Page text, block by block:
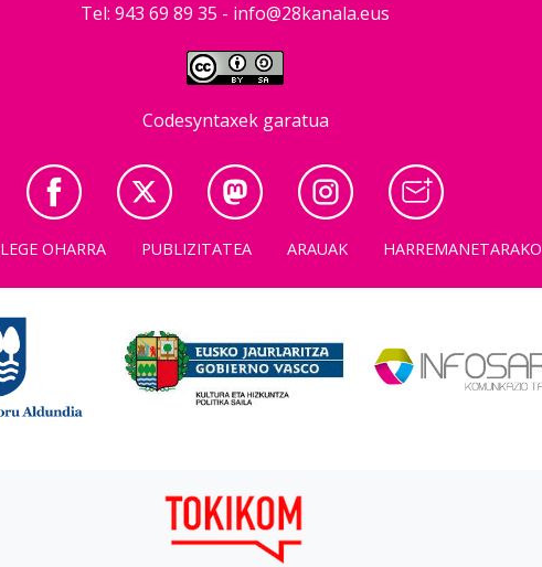
Tel: 943 69 89 35 - info@28kanala.eus
Codesyntaxek garatua
LEGE OHARRA PUBLIZITATEA ARAUAK HARREMANETARAKO